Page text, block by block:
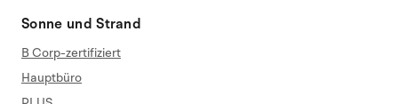
Sonne und Strand
B Corp-zertifiziert
Hauptbüro